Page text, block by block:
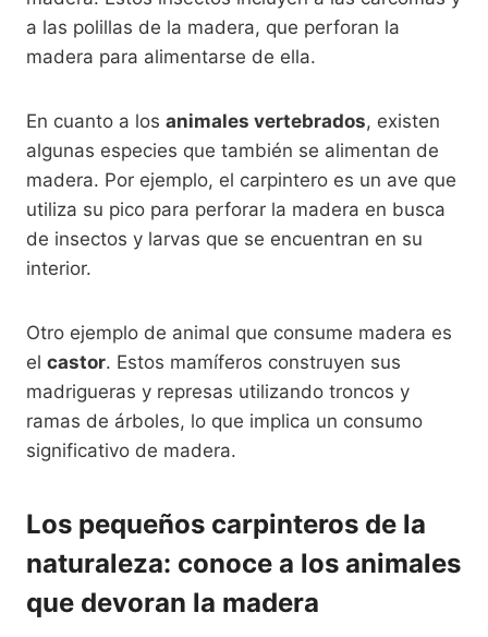
a las polillas de la madera, que perforan la
madera para alimentarse de ella.
En cuanto a los animales vertebrados, existen
algunas especies que también se alimentan de
madera. Por ejemplo, el carpintero es un ave que
utiliza su pico para perforar la madera en busca
de insectos y larvas que se encuentran en su
interior.
Otro ejemplo de animal que consume madera es
el castor. Estos mamíferos construyen sus
madrigueras y represas utilizando troncos y
ramas de árboles, lo que implica un consumo
significativo de madera.
Los pequeños carpinteros de la
naturaleza: conoce a los animales
que devoran la madera